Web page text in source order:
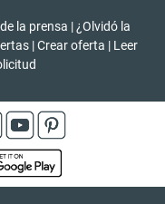
la prensa | ¿Olvidó la
| Crear oferta | Leer